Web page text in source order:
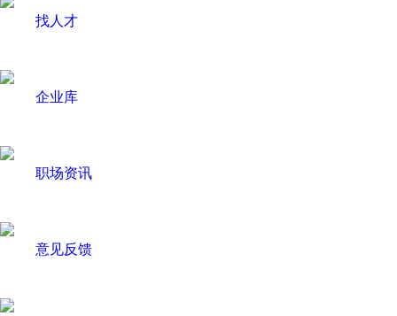
找人才
企业库
职场资讯
意见反馈